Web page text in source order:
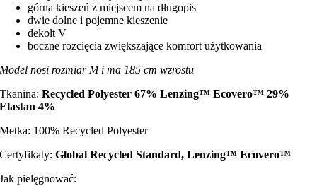
górna kieszeń z miejscem na długopis
dwie dolne i pojemne kieszenie
dekolt V
boczne rozcięcia zwiększające komfort użytkowania
Model nosi rozmiar M i ma 185 cm wzrostu
Tkanina:Recycled Polyester 67% Lenzing™ Ecovero™ 29%
Elastan 4%
Metka: 100% Recycled Polyester
Certyfikaty:Global Recycled Standard, Lenzing™ Ecovero™
Jak pielęgnować: